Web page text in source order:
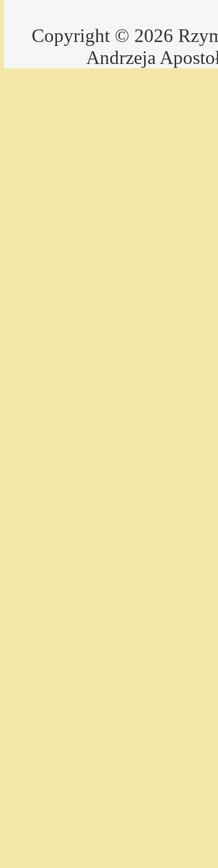
Copyright © 2026
Andrzeja